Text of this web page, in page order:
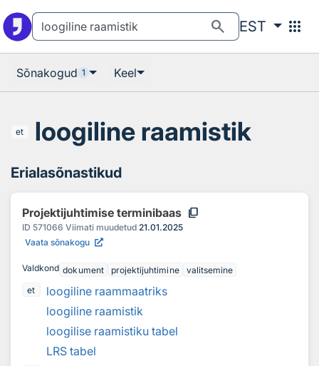
search EST apps
Sõnakogud 1 Keel
et loogiline raamistik
Erialasõnastikud
Projektijuhtimise terminibaas content_copy
ID 571066 Viimati muudetud 21.01.2025
Vaata sõnakogu
Valdkond dokument projektijuhtimine
valitsemine
et
loogiline raammaatriks
loogiline raamistik
loogilise raamistiku tabel
LRS tabel